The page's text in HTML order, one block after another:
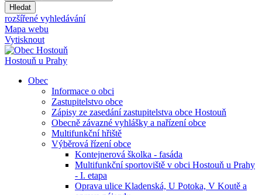
Hledat
rozšířené vyhledávání
Mapa webu
Vytisknout
Hostouň u Prahy
Obec
Informace o obci
Zastupitelstvo obce
Zápisy ze zasedání zastupitelstva obce Hostouň
Obecně závazné vyhlášky a nařízení obce
Multifunkční hřiště
Výběrová řízení obce
Kontejnerová školka - fasáda
Multifunkční sportoviště v obci Hostouň u Prahy
- I. etapa
Oprava ulice Kladenská, U Potoka, V Koutě a